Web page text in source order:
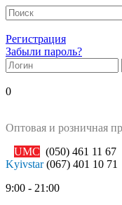
Регистрация
Забыли пароль?
0
Оптовая и розничная
UMC (050) 461 11 67
Kyivstar (067) 401 10 71
9:00 - 21:00